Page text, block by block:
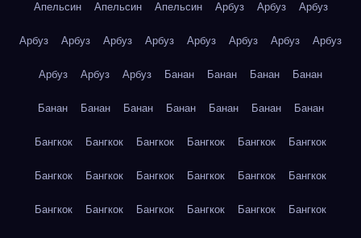
Апельсин Апельсин Апельсин Арбуз Арбуз Арбуз
Арбуз Арбуз Арбуз Арбуз Арбуз Арбуз Арбуз Арбуз
Арбуз Арбуз Арбуз Банан Банан Банан Банан
Банан Банан Банан Банан Банан Банан Банан
Бангкок Бангкок Бангкок Бангкок Бангкок Бангкок
Бангкок Бангкок Бангкок Бангкок Бангкок Бангкок
Бангкок Бангкок Бангкок Бангкок Бангкок Бангкок